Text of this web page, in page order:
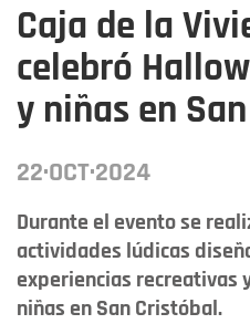
Caja de la
celebró
y niñas en
22·OCT·2024
Durante el evento se
actividades lúdicas
experiencias recreativas
niñas en San Cristóbal.